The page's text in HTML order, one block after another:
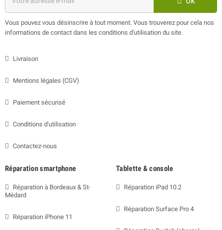
Vous pouvez vous désinscrire à tout moment. Vous trouverez pour cela nos
informations de contact dans les conditions d'utilisation du site.
Livraison
Mentions légales (CGV)
Paiement sécurisé
Conditions d'utilisation
Contactez-nous
Réparation smartphone
Réparation à Bordeaux & St-
Médard
Réparation iPhone 11
Tablette & console
Réparation iPad 10.2
Réparation Surface Pro 4